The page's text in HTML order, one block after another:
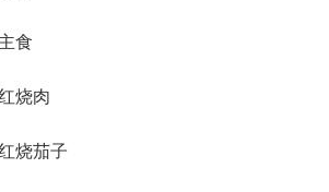
主食
烧肉
烧茄子